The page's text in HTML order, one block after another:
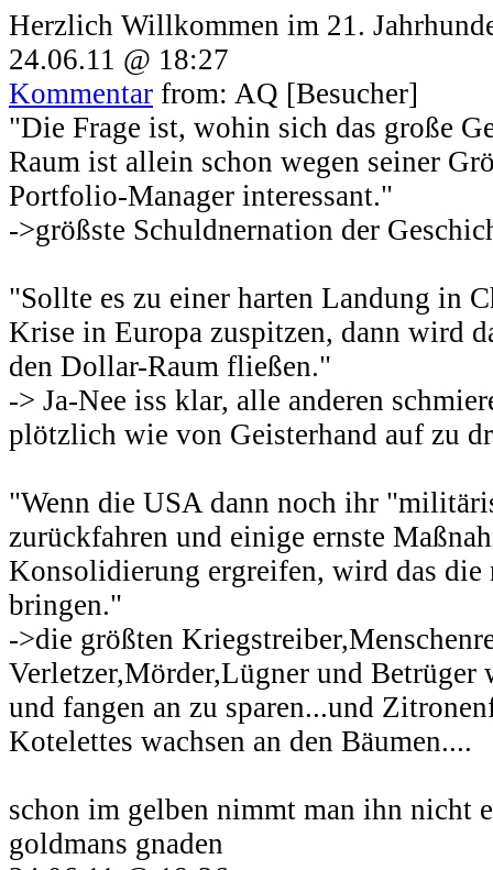
Herzlich Willkommen im 21.
24.06.11 @ 18:27
Kommentar from: AQ [Besucher]
"Die Frage ist, wohin sich das große
Raum ist allein schon wegen seiner
Portfolio-Manager interessant."
->größste Schuldnernation der
"Sollte es zu einer harten Landung in
Krise in Europa zuspitzen, dann wird
den Dollar-Raum fließen."
-> Ja-Nee iss klar, alle anderen
plötzlich wie von Geisterhand auf zu
"Wenn die USA dann noch ihr
zurückfahren und einige ernste
Konsolidierung ergreifen, wird das die
bringen."
->die größten
Verletzer,Mörder,Lügner und
und fangen an zu sparen...und
Kotelettes wachsen an den Bäumen....
schon im gelben nimmt man ihn nicht
goldmans gnaden